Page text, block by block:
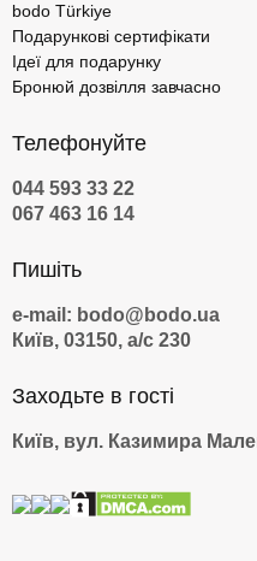
bodo Türkiye
Подарункові сертифікати
Ідеї для подарунку
Бронюй дозвілля завчасно
Телефонуйте
044 593 33 22
067 463 16 14
Пишіть
e-mail: bodo@bodo.ua
Київ, 03150, а/с 230
Заходьте в гості
Київ, вул. Казимира